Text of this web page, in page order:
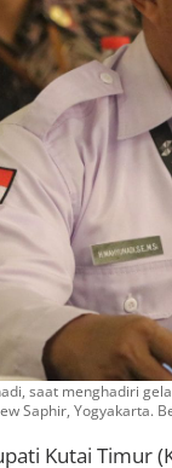
saat menghadiri
Saphir, Yogyakarta.
Kutai Timur